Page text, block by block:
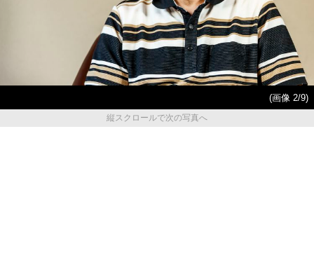
(画像 2/9)
縦スクロールで次の写真へ